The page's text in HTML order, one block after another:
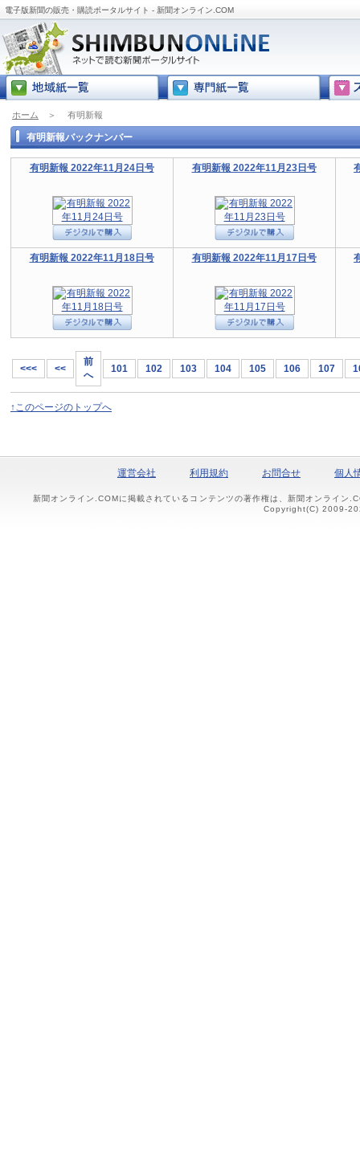
電子版新聞の販売・購読ポータルサイト - 新聞オンライン.COM
ホーム ＞ 有明新報
有明新報バックナンバー
有明新報 2022年11月24日号 有明新報 2022年11月23日号
有明新報 2022年11月18日号 有明新報 2022年11月17日号
<<< <<
前
へ
101 102 103 104 105 106 107
↑このページのトップへ
運営会社 利用規約 お問合せ 個人
新聞オンライン.COMに掲載されているコンテンツの著作権は、新聞オンライン
Copyright(C) 2009-